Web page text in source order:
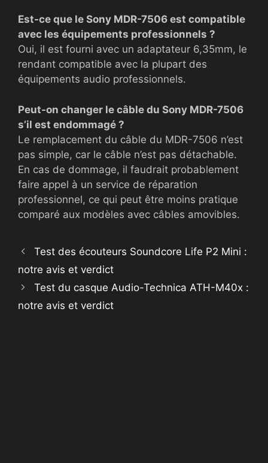
Est-ce que le Sony MDR-7506 est compatible
avec les équipements professionnels ?
Oui, il est fourni avec un adaptateur 6,35mm, le
rendant compatible avec la plupart des
équipements audio professionnels.
Peut-on changer le câble du Sony MDR-7506
s’il est endommagé ?
Le remplacement du câble du MDR-7506 n’est
pas simple, car le câble n’est pas détachable.
En cas de dommage, il faudrait probablement
faire appel à un service de réparation
professionnel, ce qui peut être moins pratique
comparé aux modèles avec câbles amovibles.
Test des écouteurs Soundcore Life P2 Mini :
notre avis et verdict
Test du casque Audio-Technica ATH-M40x :
notre avis et verdict